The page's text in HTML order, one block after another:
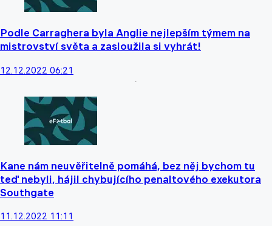
Podle Carraghera byla Anglie nejlepším týmem na
mistrovství světa a zasloužila si vyhrát!
12.12.2022 06:21
Kane nám neuvěřitelně pomáhá, bez něj bychom tu
teď nebyli, hájil chybujícího penaltového exekutora
Southgate
11.12.2022 11:11